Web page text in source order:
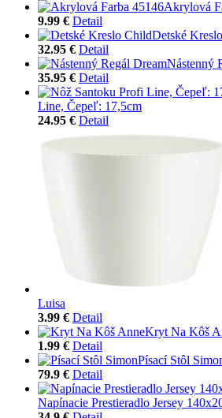
Akrylová
9.99 € Detail
Detské
32.95 € Detail
Nástenný
35.95 € Detail
Line, Čepeľ: 17,5cm
24.95 € Detail
Luisa
3.99 € Detail
Kryt Na Kôš
1.99 € Detail
Písací Stôl
79.9 € Detail
Napínacie Prestieradlo Jersey